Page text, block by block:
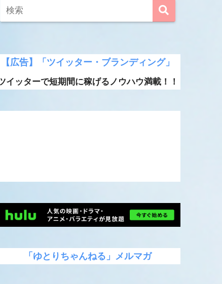
【広告】「ツイッター・ブランディング」
イッターで短期間に稼げるノウハウ満載！！
「ゆとりちゃんねる」メルマガ